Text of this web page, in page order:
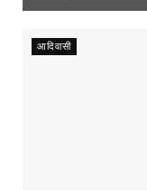
आदिवासी